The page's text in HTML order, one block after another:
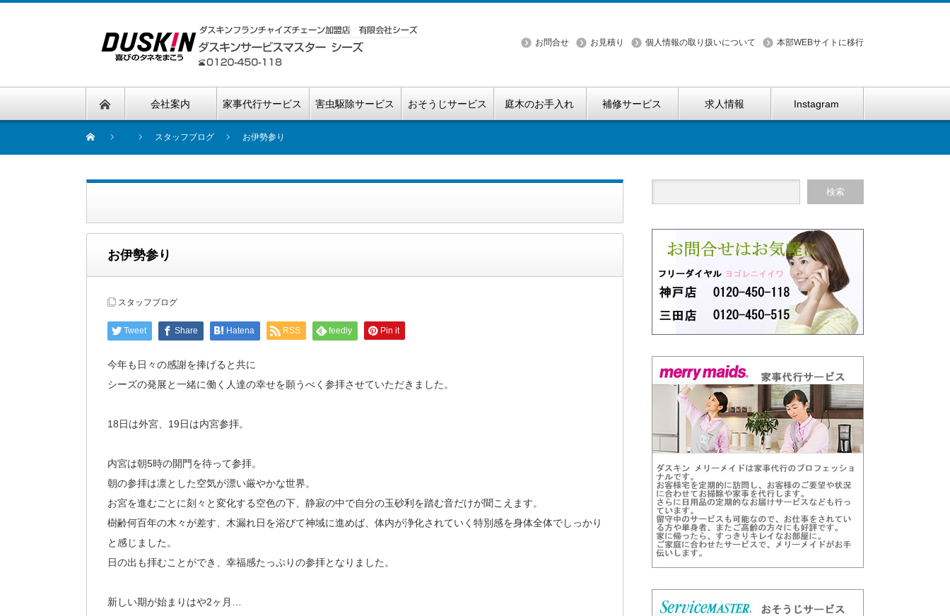
お問合せ お見積り 個人情報の取り扱いについて 本部WEBサイトに移行
会社案内 家事代行サービス 害虫駆除サービス おそうじサービス 庭木のお手入れ 補修サービス 求人情報 Instagram
スタッフブログ お伊勢参り
お伊勢参り
スタッフブログ
Tweet Share Hatena RSS feedly Pin it
今年も日々の感謝を捧げると共に
シーズの発展と一緒に働く人達の幸せを願うべく参拝させていただきました。
18日は外宮、19日は内宮参拝。
内宮は朝5時の開門を待って参拝。
朝の参拝は凛とした空気が漂い厳やかな世界。
お宮を進むごとに刻々と変化する空色の下、静寂の中で自分の玉砂利を踏む音だけが聞こえます。
樹齢何百年の木々が差す、木漏れ日を浴びて神域に進めば、体内が浄化されていく特別感を身体全体でしっかり
と感じました。
日の出も拝むことができ、幸福感たっぷりの参拝となりました。
新しい期が始まりはや2ヶ月…